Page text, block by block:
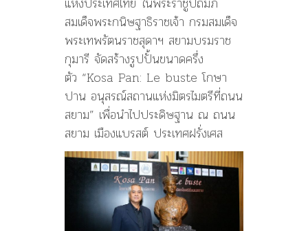
สมเด็จพระกนิษฐาธิราชเจ้า กรมสมเด็จ
พระเทพรัตนราชสุดาฯ สยามบรมราช
กุมารี จัดสร้างรูปปั้นขนาดครึ่ง
ตัว “Kosa Pan: Le buste โกษา
ปาน อนุสรณ์สถานแห่งมิตรไมตรีที่ถนน
สยาม” เพื่อนำไปประดิษฐาน ณ ถนน
สยาม เมืองแบรสต์ ประเทศฝรั่งเศส